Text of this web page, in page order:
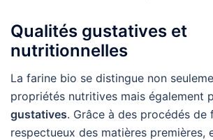
Qualités gustatives et
nutritionnelles
La farine bio se distingue non
propriétés nutritives mais également
gustatives. Grâce à des procédés de
respectueux des matières premières,